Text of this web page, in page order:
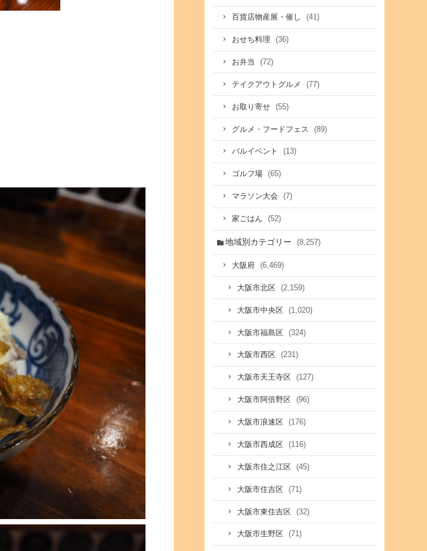
百貨店物産展・催し (41)
おせち料理 (36)
お弁当 (72)
テイクアウトグルメ (77)
お取り寄せ (55)
グルメ・フードフェス (89)
バルイベント (13)
ゴルフ場 (65)
マラソン大会 (7)
家ごはん (52)
地域別カテゴリー (8,257)
大阪府 (6,469)
大阪市北区 (2,159)
大阪市中央区 (1,020)
大阪市福島区 (324)
大阪市西区 (231)
大阪市天王寺区 (127)
大阪市阿倍野区 (96)
大阪市浪速区 (176)
大阪市西成区 (116)
大阪市住之江区 (45)
大阪市住吉区 (71)
大阪市東住吉区 (32)
大阪市生野区 (71)